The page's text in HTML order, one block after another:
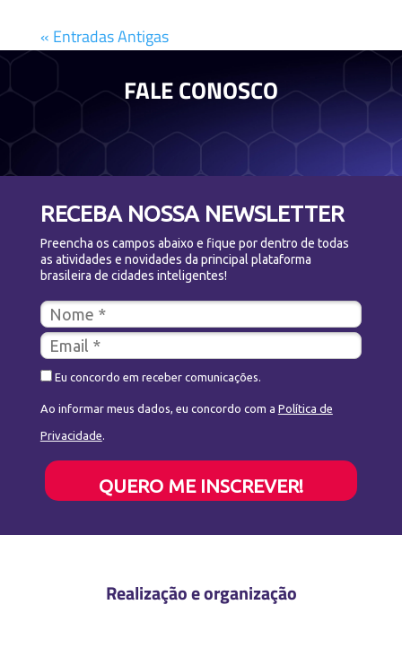
« Entradas Antigas
FALE CONOSCO
RECEBA NOSSA NEWSLETTER
Preencha os campos abaixo e fique por dentro de todas
as atividades e novidades da principal plataforma
brasileira de cidades inteligentes!
Eu concordo em receber comunicações.
Ao informar meus dados, eu concordo com a Política de
Privacidade.
QUERO ME INSCREVER!
Realização e organização